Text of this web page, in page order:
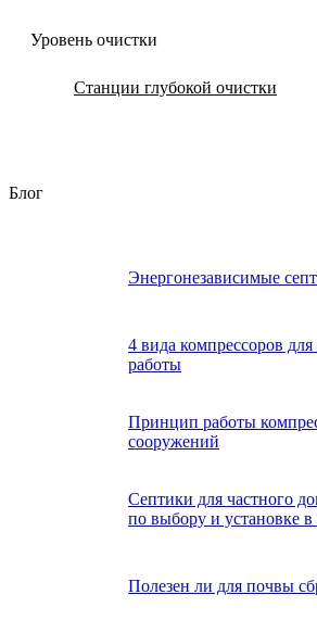
Уровень очистки
Станции глубокой очистки
Блог
Энергонезависимые
4 вида компрессоров
работы
Принцип работы
сооружений
Септики для частного
по выбору и установке в
Полезен ли для почвы